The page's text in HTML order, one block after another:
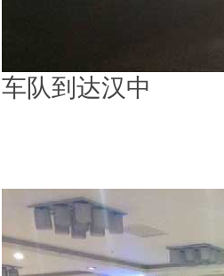
车队到达汉中